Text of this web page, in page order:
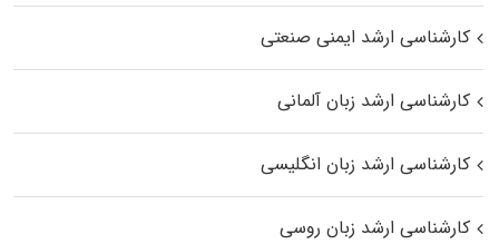
کارشناسی ارشد ایمنی صنعتی
کارشناسی ارشد زبان آلمانی
کارشناسی ارشد زبان انگلیسی
کارشناسی ارشد زبان روسی